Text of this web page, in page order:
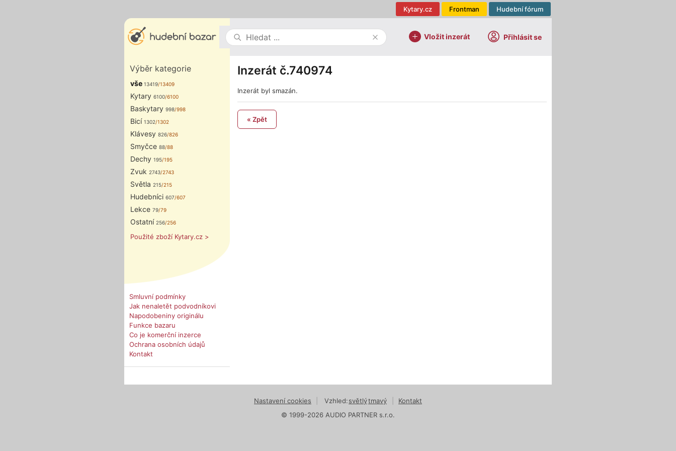
Hudební fórum
Frontman
Kytary.cz
Vložit inzerát Přihlásit se
Výběr kategorie
vše 13419/13409
Kytary 6100/6100
Baskytary 998/998
Bicí 1302/1302
Klávesy 826/826
Smyčce 88/88
Dechy 195/195
Zvuk 2743/2743
Světla 215/215
Hudebníci 607/607
Lekce 79/79
Ostatní 256/256
Použité zboží Kytary.cz >
Smluvní podmínky
Jak nenaletět podvodníkovi
Napodobeniny originálu
Funkce bazaru
Co je komerční inzerce
Ochrana osobních údajů
Kontakt
Inzerát č.740974
Inzerát byl smazán.
« Zpět
Nastavení cookies Vzhled:světlýtmavý
Kontakt
© 1999-2026 AUDIO PARTNER s.r.o.